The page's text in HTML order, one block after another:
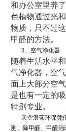
和办公室里养
色植物通过光
物质，只不过
甲醛的方法。
3、空气净化器
随着生活水平
气净化器，空
面上大部分空
是也有一定的
特别专业。
天空湛蓝环保凭借
测、除甲醛、甲醛